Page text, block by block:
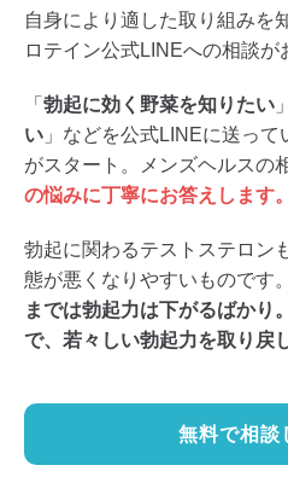
自身により適した取り組みを
ロテイン公式LINEへの相談が
「 勃起に効く野菜を知りたい
い 」などを公式LINEに送っ
がスタート。メンズヘルスの
の悩みに丁寧にお答えします。
勃起に関わるテストステロン
態が悪くなりやすいものです。
までは勃起力は下がるばかり
で、若々しい勃起力を取り戻
無料で相談